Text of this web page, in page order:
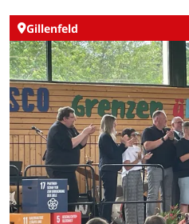
Gillenfeld